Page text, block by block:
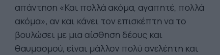
απάντηση «Και πολλά ακόμα, αγαπητέ, πολλά
ακόμα», αν και κάνει τον επισκέπτη να το
βουλώσει με μια αίσθηση δέους και
θαυμασμού, είναι μάλλον πολύ ανελέητη και